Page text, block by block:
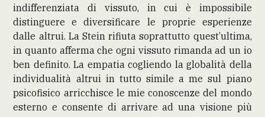
indifferenziata di vissuto, in cui è impossibile
distinguere e diversificare le proprie esperienze
dalle altrui. La Stein rifiuta soprattutto quest’ultima,
in quanto afferma che ogni vissuto rimanda ad un io
ben definito. La empatia cogliendo la globalità della
individualità altrui in tutto simile a me sul piano
psicofisico arricchisce le mie conoscenze del mondo
esterno e consente di arrivare ad una visione più